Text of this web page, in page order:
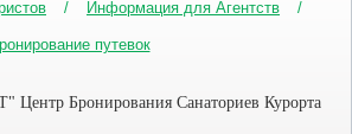
Информация для Агентств
путевок
Бронирования Санаториев Курорта